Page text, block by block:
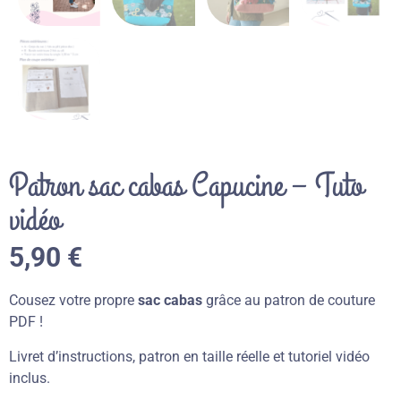
Patron sac cabas Capucine – Tuto
vidéo
5,90 €
Cousez votre propre sac cabas grâce au patron de couture
PDF !
Livret d’instructions, patron en taille réelle et tutoriel vidéo
inclus.